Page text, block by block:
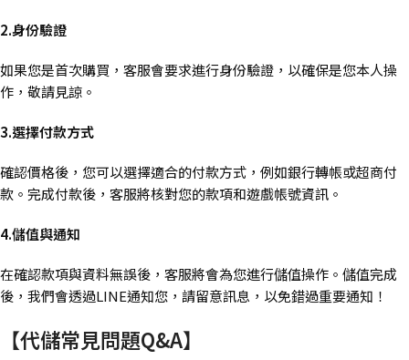
2.身份驗證
如果您是首次購買，客服會要求進行身份驗證，以確保是您本人操
作，敬請見諒。
3.選擇付款方式
確認價格後，您可以選擇適合的付款方式，例如銀行轉帳或超商付
款。完成付款後，客服將核對您的款項和遊戲帳號資訊。
4.儲值與通知
在確認款項與資料無誤後，客服將會為您進行儲值操作。儲值完成
後，我們會透過LINE通知您，請留意訊息，以免錯過重要通知！
【代儲常見問題Q&A】